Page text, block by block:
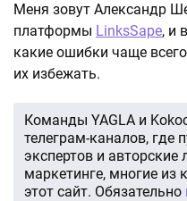
Меня зовут Александр
платформы LinksSape, и
какие ошибки чаще
их избежать.
Команды YAGLA и
телеграм-каналов, где
экспертов и авторские
маркетинге, многие из
этот сайт. Обязательно